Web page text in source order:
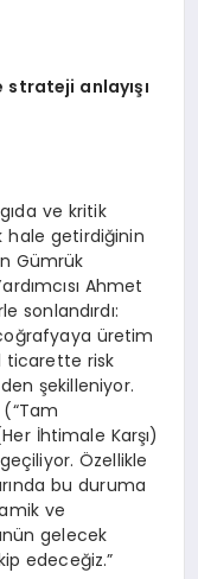
anlayışı
ve kritik
getirdiğinin
Gümrük
Ahmet
sonlandırdı:
üretim
ticarette risk
şekilleniyor.
(“Tam
İhtimale Karşı)
Özellikle
bu duruma
ve
gelecek
edeceğiz.”